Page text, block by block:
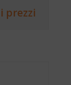
prezzi